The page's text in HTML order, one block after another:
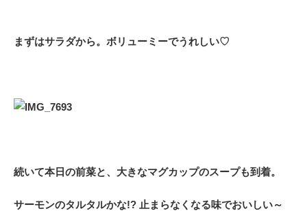
まずはサラダから。ボリューミーでうれしい♡
続いて本日の前菜と、大きなマグカップのスープも到着。
サーモンのタルタルかな!? 止まらなくなる味でおいしい～